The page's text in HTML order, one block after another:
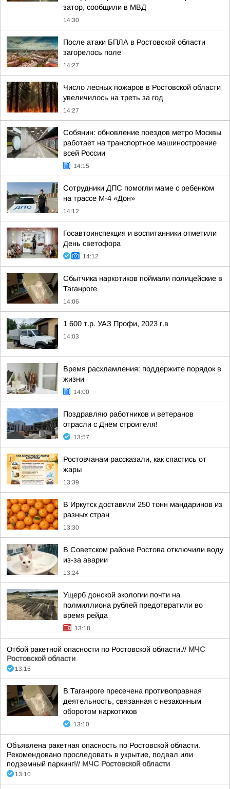
затор, сообщили в МВД
14:30
После атаки БПЛА в Ростовской области
загорелось поле
14:27
Число лесных пожаров в Ростовской области
увеличилось на треть за год
14:27
Собянин: обновление поездов метро Москвы
работает на транспортное машиностроение
всей России
14:15
Сотрудники ДПС помогли маме с ребенком
на трассе М-4 «Дон»
14:12
Госавтоинспекция и воспитанники отметили
День светофора
14:12
Сбытчика наркотиков поймали полицейские в
Таганроге
14:06
1 600 т.р. УАЗ Профи, 2023 г.в
14:03
Время расхламления: поддержите порядок в
жизни
14:00
Поздравляю работников и ветеранов
отрасли с Днём строителя!
13:57
Ростовчанам рассказали, как спастись от
жары
13:39
В Иркутск доставили 250 тонн мандаринов из
разных стран
13:30
В Советском районе Ростова отключили воду
из-за аварии
13:24
Ущерб донской экологии почти на
полмиллиона рублей предотвратили во
время рейда
13:18
Отбой ракетной опасности по Ростовской области.// МЧС
Ростовской области
13:15
В Таганроге пресечена противоправная
деятельность, связанная с незаконным
оборотом наркотиков
13:10
Объявлена ракетная опасность по Ростовской области.
Рекомендовано проследовать в укрытие, подвал или
подземный паркинг!// МЧС Ростовской области
13:10